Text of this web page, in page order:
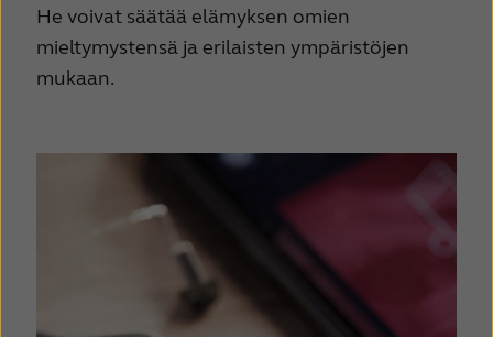
He voivat säätää elämyksen omien
mieltymystensä ja erilaisten ympäristöjen
mukaan.